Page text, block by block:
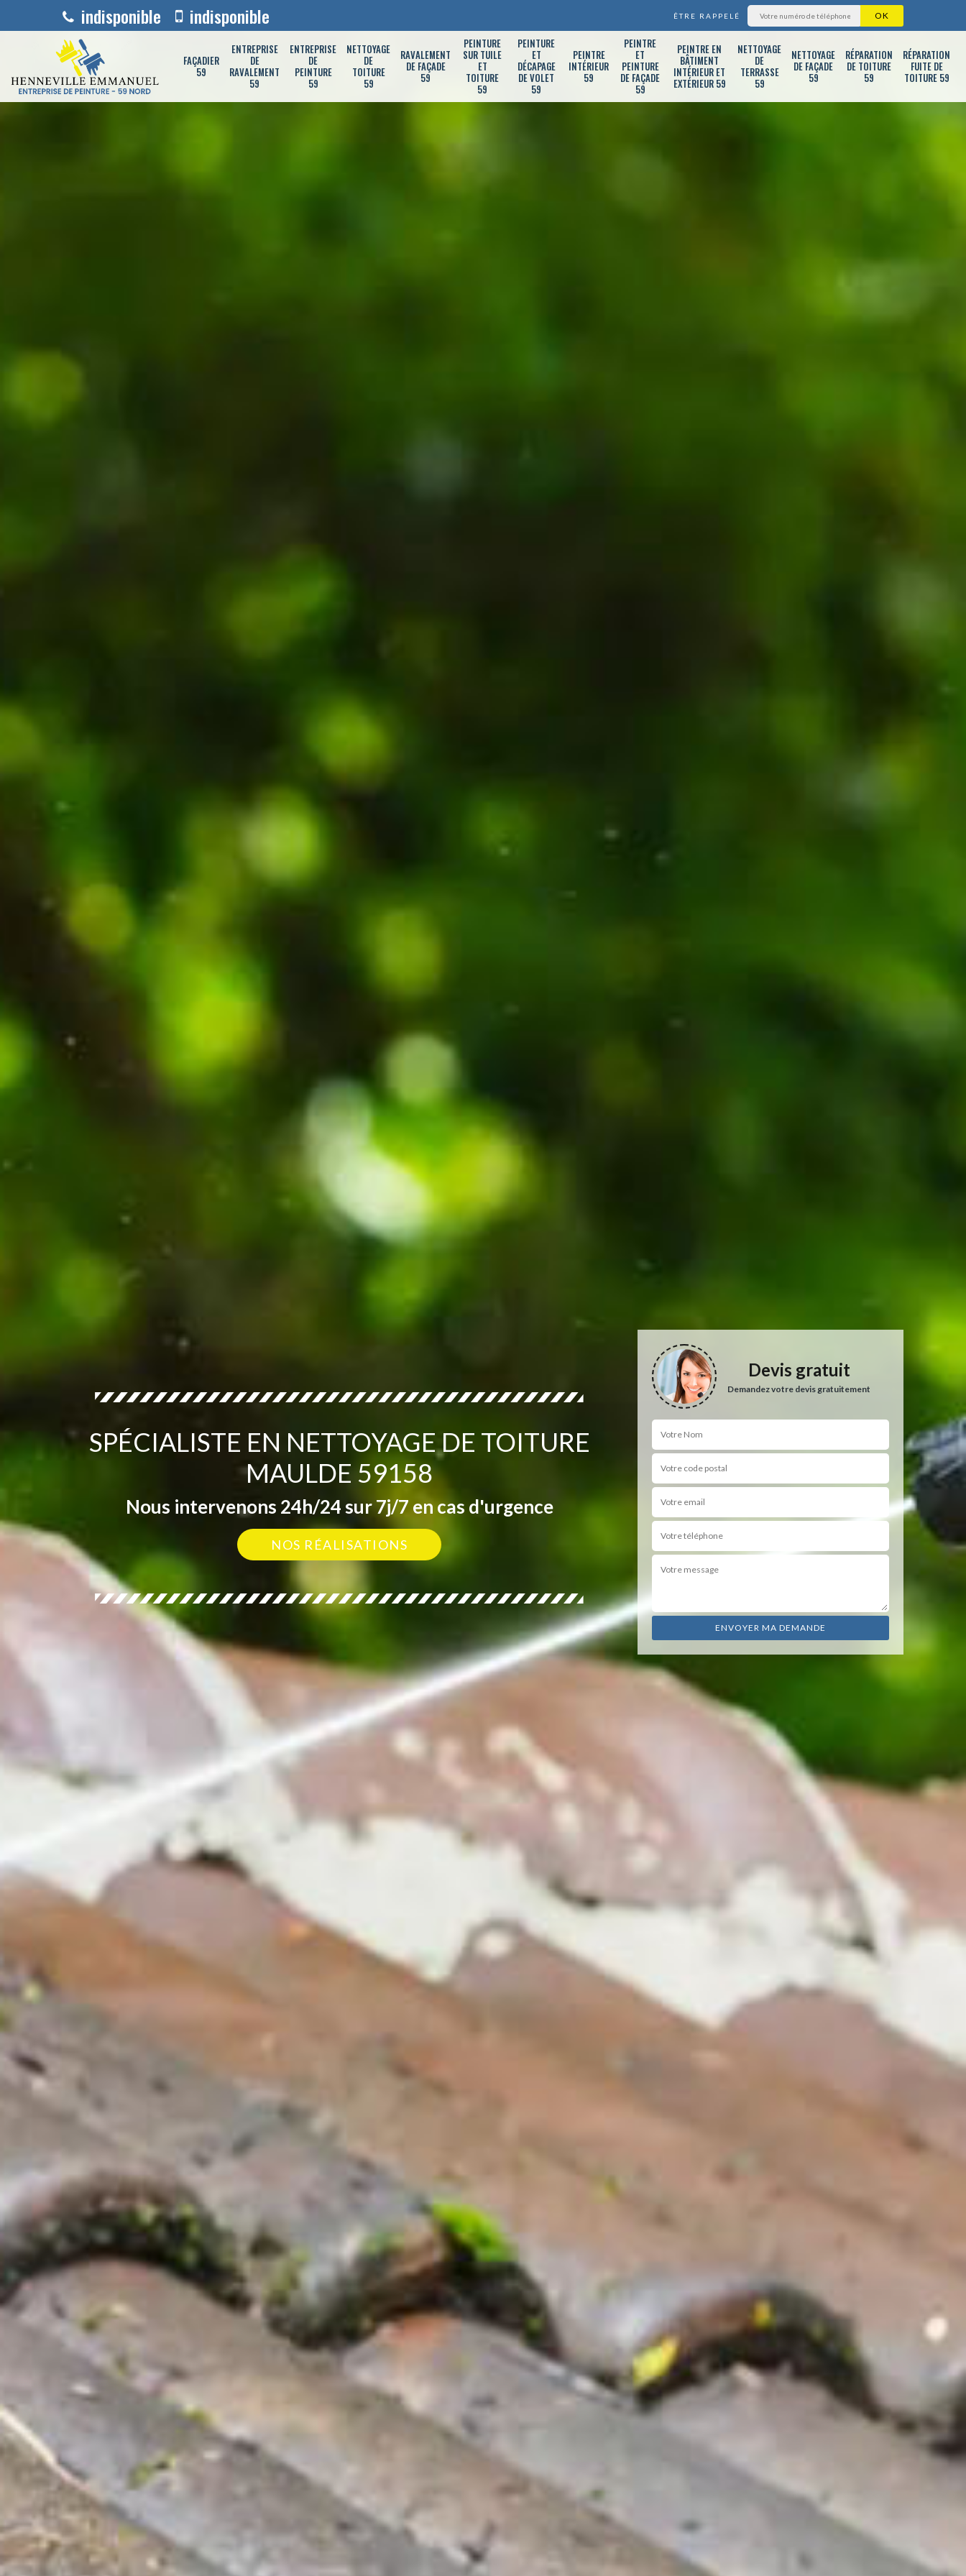
indisponible indisponible ÊTRE RAPPELÉ
FAÇADIER
59
ENTREPRISE
DE
RAVALEMENT
59
ENTREPRISE
DE
PEINTURE
59
NETTOYAGE
DE
TOITURE
59
RAVALEMENT
DE FAÇADE
59
PEINTURE
SUR TUILE
ET
TOITURE
59
PEINTURE
ET
DÉCAPAGE
DE VOLET
59
PEINTRE
INTÉRIEUR
59
PEINTRE
ET
PEINTURE
DE FAÇADE
59
PEINTRE EN
BÂTIMENT
INTÉRIEUR ET
EXTÉRIEUR 59
NETTOYAGE
DE
TERRASSE
59
NETTOYAGE
DE FAÇADE
59
RÉPARATION
DE TOITURE
59
RÉPARATION
FUITE DE
TOITURE 59
SPÉCIALISTE EN NETTOYAGE DE TOITURE
MAULDE 59158
Nous intervenons 24h/24 sur 7j/7 en cas d'urgence
NOS RÉALISATIONS
Devis gratuit
Demandez votre devis gratuitement